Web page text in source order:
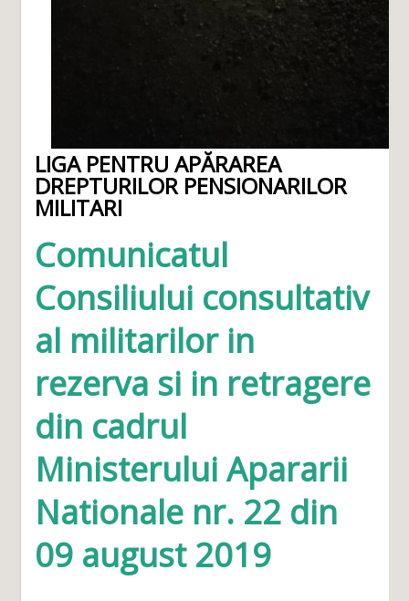
LIGA PENTRU APĂRAREA
DREPTURILOR PENSIONARILOR
MILITARI
Comunicatul
Consiliului consultativ
al militarilor in
rezerva si in retragere
din cadrul
Ministerului Apararii
Nationale nr. 22 din
09 august 2019